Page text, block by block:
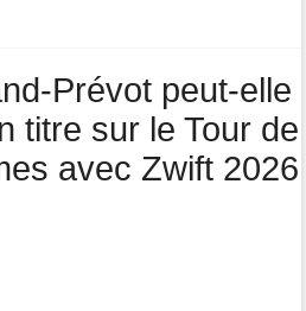
Prévot peut-elle
titre sur le Tour de
avec Zwift 2026